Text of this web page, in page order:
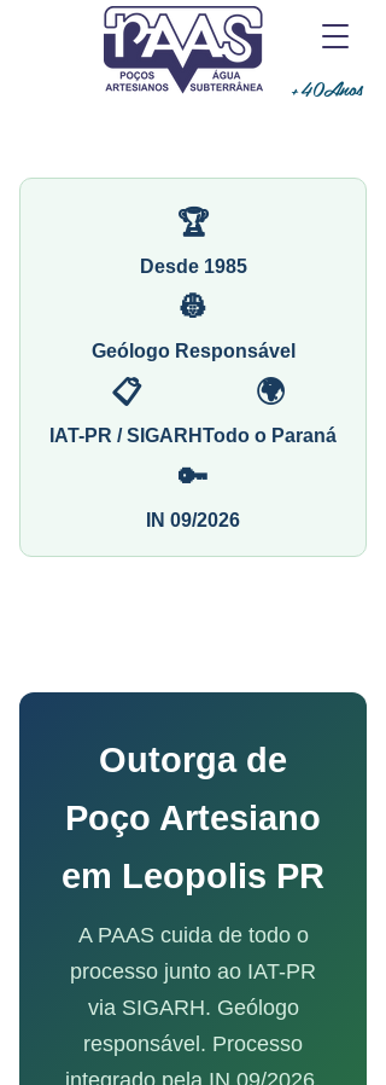
+40Anos
🏆
Desde 1985
👷
Geólogo Responsável
📋
IAT-PR / SIGARH
🌍
Todo o Paraná
🔑
IN 09/2026
Outorga de
Poço Artesiano
em Leopolis PR
A PAAS cuida de todo o
processo junto ao IAT-PR
via SIGARH. Geólogo
responsável. Processo
integrado pela IN 09/2026.